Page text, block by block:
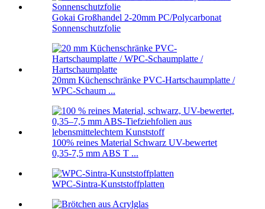
Gokai Großhandel 2-20mm PC/Polycarbonat
Sonnenschutzfolie
20mm Küchenschränke PVC-Hartschaumplatte /
WPC-Schaum ...
100% reines Material Schwarz UV-bewertet
0,35-7,5 mm ABS T ...
WPC-Sintra-Kunststoffplatten